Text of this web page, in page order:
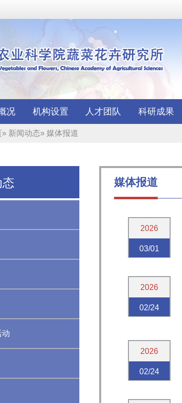
况 机构设置 人才团队 科研成果
» 新闻动态» 媒体报道
动
媒体报道
2026
03/01
2026
02/24
2026
02/24